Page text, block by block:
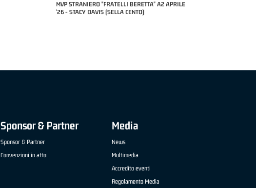
MVP "FRATELLI BERETTA" SAMUEL DILAS B
NAZIONALE APRILE '26 - MARCO RESTELLI (TAV
Sponsor & Partner
Sponsor & Partner
Convenzioni in atto
Media
News
Multimedia
Accredito eventi
Regolamento Media